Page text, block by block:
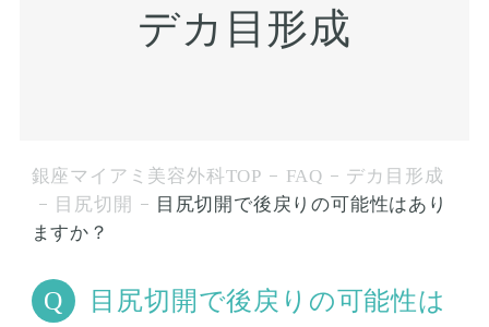
デカ目形成
銀座マイアミ美容外科TOP FAQ
デカ目形成
目尻切開
目尻切開で後戻りの可能性はあり
ますか？
目尻切開で後戻りの可能性は